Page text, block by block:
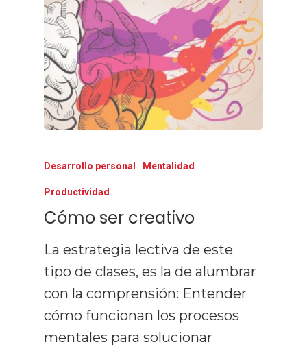
Desarrollo personal Mentalidad
Productividad
Cómo ser creativo
La estrategia lectiva de este
tipo de clases, es la de alumbrar
con la comprensión: Entender
cómo funcionan los procesos
mentales para solucionar